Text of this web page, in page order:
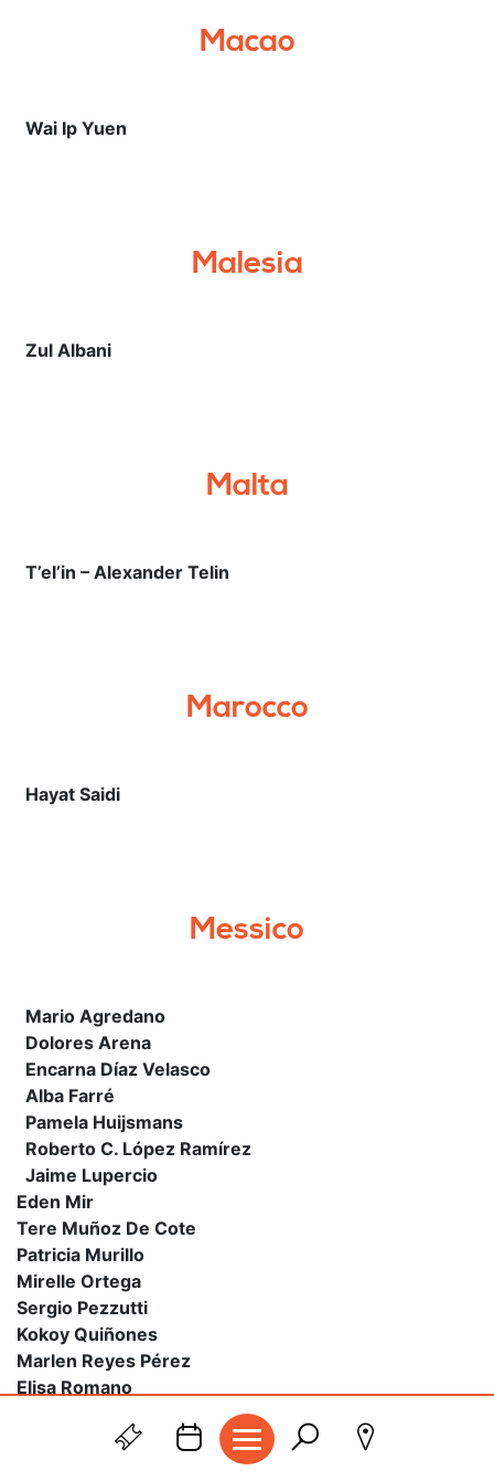
Macao
Wai Ip Yuen
Malesia
Zul Albani
Malta
T’el’in – Alexander Telin
Marocco
Hayat Saidi
Messico
Mario Agredano
Dolores Arena
Encarna Díaz Velasco
Alba Farré
Pamela Huijsmans
Roberto C. López Ramírez
Jaime Lupercio
Eden Mir
Tere Muñoz De Cote
Patricia Murillo
Mirelle Ortega
Sergio Pezzutti
Kokoy Quiñones
Marlen Reyes Pérez
Elisa Romano
Astrid Sommer